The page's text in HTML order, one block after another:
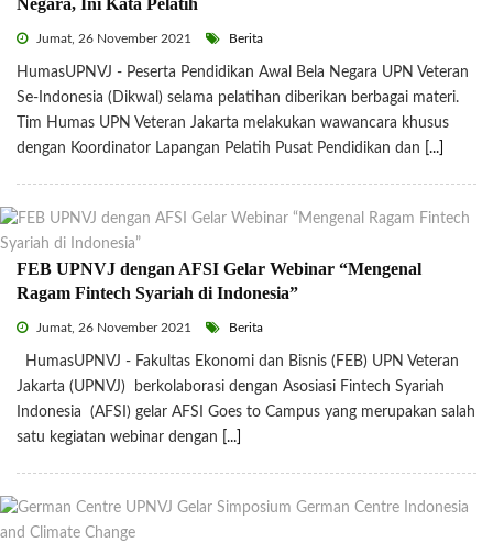
Jumat, 26 November 2021 Berita
HumasUPNVJ - Peserta Pendidikan Awal Bela Negara UPN Veteran
Se-Indonesia (Dikwal) selama pelatihan diberikan berbagai materi.
Tim Humas UPN Veteran Jakarta melakukan wawancara khusus
dengan Koordinator Lapangan Pelatih Pusat Pendidikan dan
[...]
FEB UPNVJ dengan AFSI Gelar Webinar “Mengenal
Ragam Fintech Syariah di Indonesia”
Jumat, 26 November 2021 Berita
HumasUPNVJ - Fakultas Ekonomi dan Bisnis (FEB) UPN Veteran
Jakarta (UPNVJ) berkolaborasi dengan Asosiasi Fintech Syariah
Indonesia (AFSI) gelar AFSI Goes to Campus yang merupakan salah
satu kegiatan webinar dengan
[...]